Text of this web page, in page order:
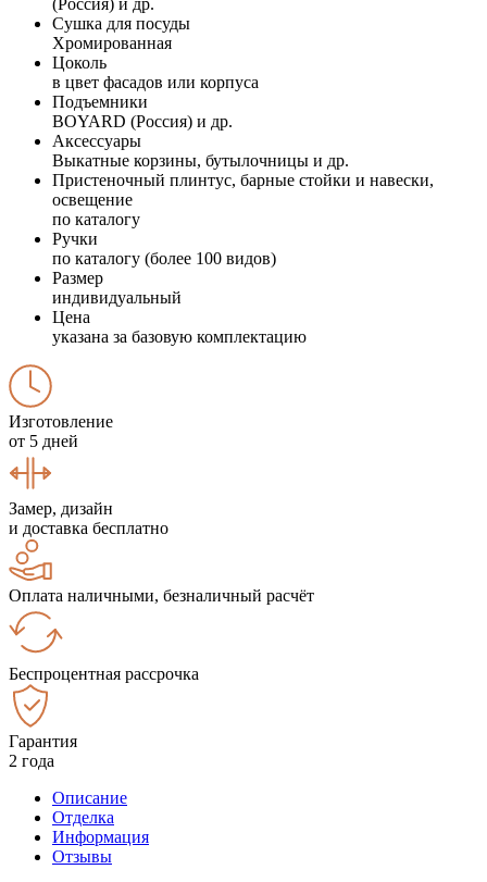
Сушка для посуды
Хромированная
Цоколь
в цвет фасадов или корпуса
Подъемники
BOYARD (Россия) и др.
Аксессуары
Выкатные корзины, бутылочницы и др.
Пристеночный плинтус, барные стойки и навески,
освещение
по каталогу
Ручки
по каталогу (более 100 видов)
Размер
индивидуальный
Цена
указана за базовую комплектацию
Изготовление
от 5 дней
Замер, дизайн
и доставка бесплатно
Оплата наличными, безналичный расчёт
Беспроцентная рассрочка
Гарантия
2 года
Описание
Отделка
Информация
Отзывы